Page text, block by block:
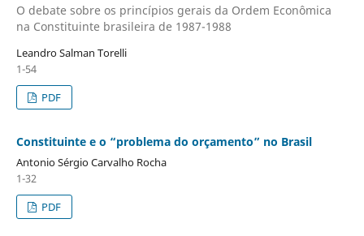
O debate sobre os princípios gerais da Ordem Econômica
na Constituinte brasileira de 1987-1988
Leandro Salman Torelli
1-54
PDF
Constituinte e o “problema do orçamento” no Brasil
Antonio Sérgio Carvalho Rocha
1-32
PDF